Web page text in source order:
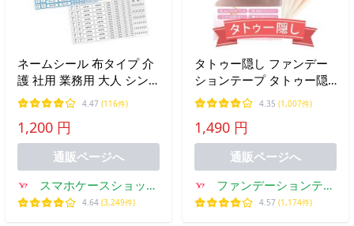
ネームシール 布タイプ 介
護 社用 業務用 大人 シン
プル 会社 ノンアイロン 備
品 耐水 屋外 大人向け 入
園 入学 幼稚園 保育園 小
学校 クラブ おなまえ
4.47 (116件)
1,200 円
通販ページへ
スマホケースショップ
プリスマ
4.64 (3,249件)
タトゥー隠し ファンデー
ションテープ タトゥー隠
すシール 防水 つや消し 日
本製 黒あざ 母斑 血管腫
かくし ログインマイライ
フ 特許取得済み
4.35 (1,007件)
1,490 円
通販ページへ
ファンデーションテー
プ・通販
4.57 (1,174件)